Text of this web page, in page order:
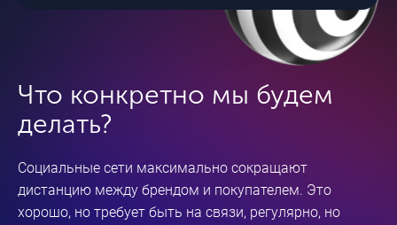
Что конкретно мы будем
делать?
Социальные сети максимально сокращают
дистанцию между брендом и покупателем. Это
хорошо, но требует быть на связи, регулярно, но